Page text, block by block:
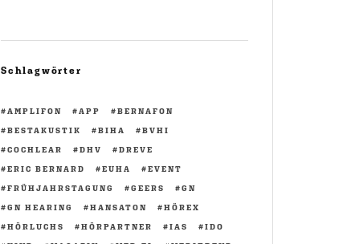
Schlagwörter
AMPLIFON APP
BERNAFON
BESTAKUSTIK
BIHA
BVHI
COCHLEAR
DHV
DREVE
ERIC BERNARD
EUHA
EVENT
FRÜHJAHRSTAGUNG
GEERS
GN
GN HEARING
HANSATON
HÖREX
HÖRLUCHS
HÖRPARTNER IAS
IDO